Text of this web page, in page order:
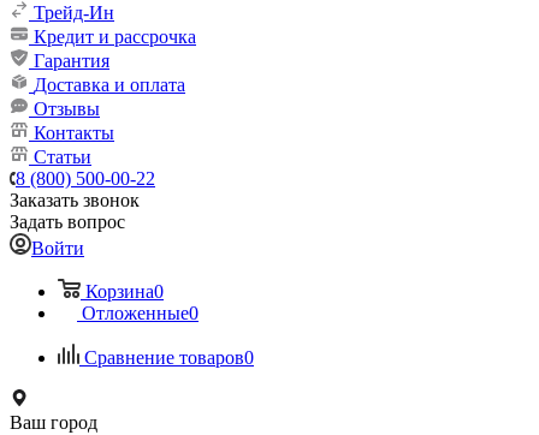
Трейд-Ин
Кредит и рассрочка
Гарантия
Доставка и оплата
Отзывы
Контакты
Статьи
8 (800) 500-00-22
Заказать звонок
Задать вопрос
Войти
Корзина0
Отложенные0
Сравнение товаров0
Ваш город